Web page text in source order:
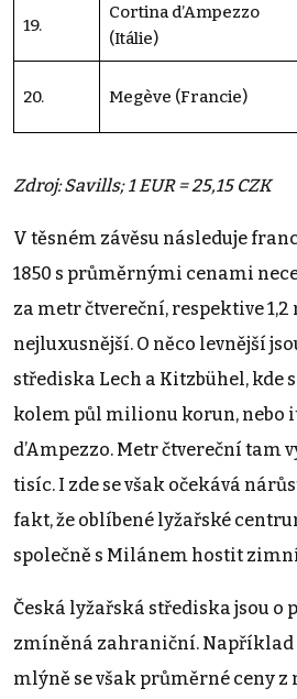
19.
Cortina d’Ampezzo
(Itálie)
20. Megève (Francie)
Zdroj: Savills; 1 EUR = 25,15 CZK
V těsném závěsu následuje
1850 s průměrnými cenami
za metr čtvereční, respektive
nejluxusnější. O něco levnější
střediska Lech a Kitzbühel, kde
kolem půl milionu korun, nebo
d’Ampezzo. Metr čtvereční tam
tisíc. I zde se však očekává
fakt, že oblíbené lyžařské
společně s Milánem hostit
Česká lyžařská střediska jsou o
zmíněná zahraniční. Například
mlýně se však průměrné ceny z